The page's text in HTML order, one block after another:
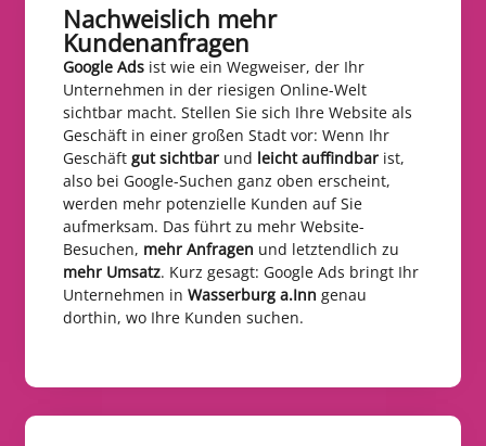
Nachweislich mehr
Kundenanfragen​
Google Ads ist wie ein Wegweiser, der Ihr
Unternehmen in der riesigen Online-Welt
sichtbar macht. Stellen Sie sich Ihre Website als
Geschäft in einer großen Stadt vor: Wenn Ihr
Geschäft gut sichtbar und leicht auffindbar ist,
also bei Google-Suchen ganz oben erscheint,
werden mehr potenzielle Kunden auf Sie
aufmerksam. Das führt zu mehr Website-
Besuchen, mehr Anfragen und letztendlich zu
mehr Umsatz. Kurz gesagt: Google Ads bringt Ihr
Unternehmen in Wasserburg a.Inn genau
dorthin, wo Ihre Kunden suchen.